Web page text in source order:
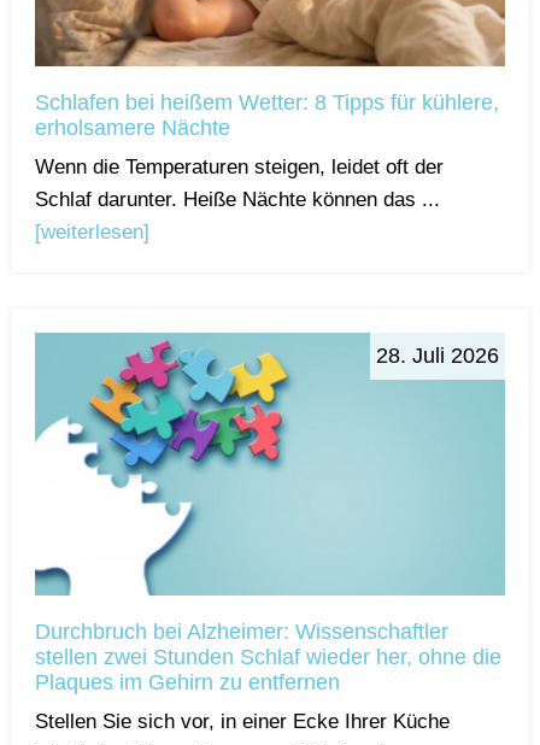
Schlafen bei heißem Wetter: 8 Tipps für kühlere,
erholsamere Nächte
Wenn die Temperaturen steigen, leidet oft der
Schlaf darunter. Heiße Nächte können das ...
[weiterlesen]
28. Juli 2026
Durchbruch bei Alzheimer: Wissenschaftler
stellen zwei Stunden Schlaf wieder her, ohne die
Plaques im Gehirn zu entfernen
Stellen Sie sich vor, in einer Ecke Ihrer Küche